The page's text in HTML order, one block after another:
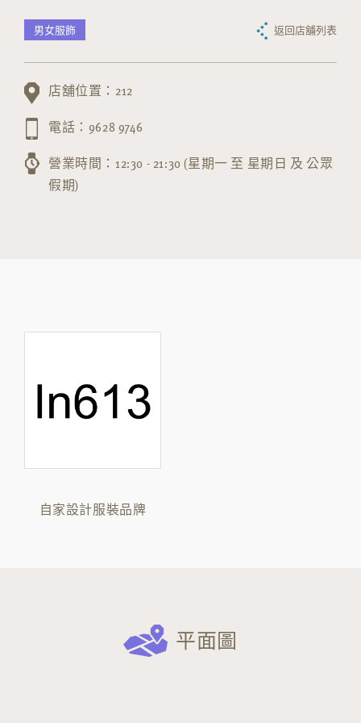
男女服飾 返回店舖列表
店舖位置：212
電話：9628 9746
營業時間：12:30 - 21:30 (星期一 至 星期日 及 公眾
假期)
自家設計服裝品牌
平面圖